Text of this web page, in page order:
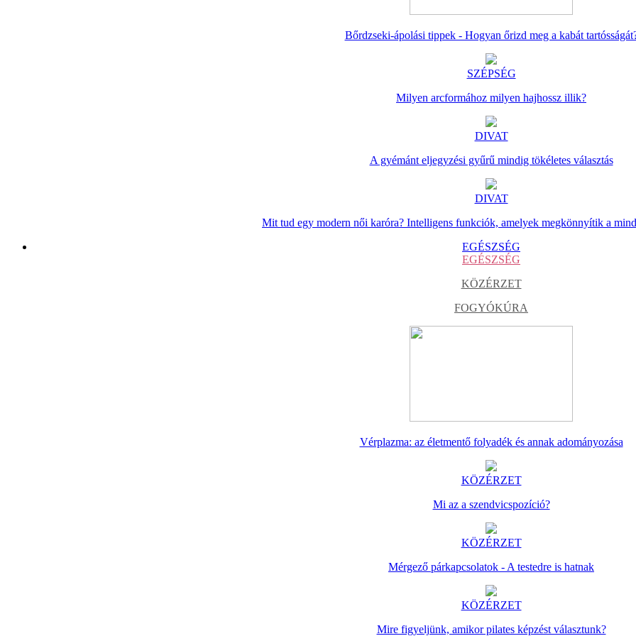
Bőrdzseki-ápolási tippek - Hogyan őrizd meg a kabát
SZÉPSÉG
Milyen arcformához milyen hajhossz illik?
DIVAT
A gyémánt eljegyzési gyűrű mindig tökéletes választás
DIVAT
Mit tud egy modern női karóra? Intelligens funkciók, amelyek megkönnyítik a
EGÉSZSÉG
EGÉSZSÉG
KÖZÉRZET
FOGYÓKÚRA
Vérplazma: az életmentő folyadék és annak adományozása
KÖZÉRZET
Mi az a szendvicspozíció?
KÖZÉRZET
Mérgező párkapcsolatok - A testedre is hatnak
KÖZÉRZET
Mire figyeljünk, amikor pilates képzést választunk?